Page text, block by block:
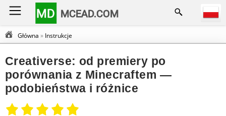
MD MCEAD.COM
Główna » Instrukcje
Creativerse: od premiery po
porównania z Minecraftem —
podobieństwa i różnice